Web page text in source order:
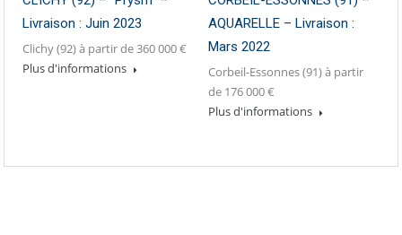
Livraison : Juin 2023
Clichy (92) à partir de 360 000 €
Plus d'informations
AQUARELLE – Livraison :
Mars 2022
Corbeil-Essonnes (91) à partir
de 176 000 €
Plus d'informations